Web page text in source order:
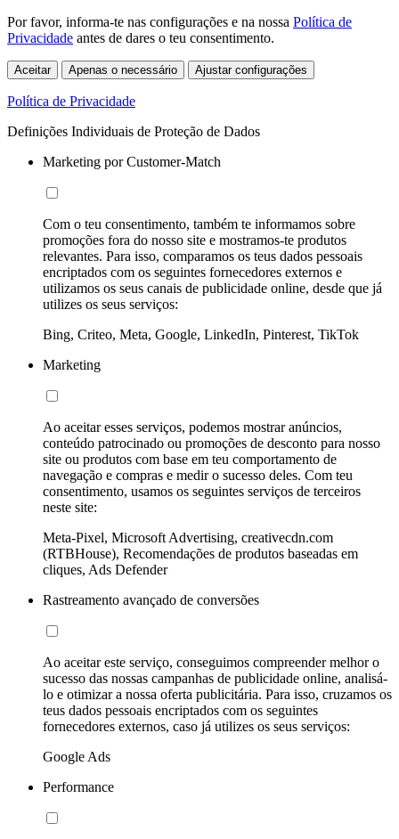
Por favor, informa-te nas configurações e na nossa Política de
Privacidade antes de dares o teu consentimento.
Aceitar Apenas o necessário Ajustar configurações
Política de Privacidade
Definições Individuais de Proteção de Dados
Marketing por Customer-Match
Com o teu consentimento, também te informamos sobre
promoções fora do nosso site e mostramos-te produtos
relevantes. Para isso, comparamos os teus dados pessoais
encriptados com os seguintes fornecedores externos e
utilizamos os seus canais de publicidade online, desde que já
utilizes os seus serviços:
Bing, Criteo, Meta, Google, LinkedIn, Pinterest, TikTok
Marketing
Ao aceitar esses serviços, podemos mostrar anúncios,
conteúdo patrocinado ou promoções de desconto para nosso
site ou produtos com base em teu comportamento de
navegação e compras e medir o sucesso deles. Com teu
consentimento, usamos os seguintes serviços de terceiros
neste site:
Meta-Pixel, Microsoft Advertising, creativecdn.com
(RTBHouse), Recomendações de produtos baseadas em
cliques, Ads Defender
Rastreamento avançado de conversões
Ao aceitar este serviço, conseguimos compreender melhor o
sucesso das nossas campanhas de publicidade online, analisá-
lo e otimizar a nossa oferta publicitária. Para isso, cruzamos os
teus dados pessoais encriptados com os seguintes
fornecedores externos, caso já utilizes os seus serviços:
Google Ads
Performance